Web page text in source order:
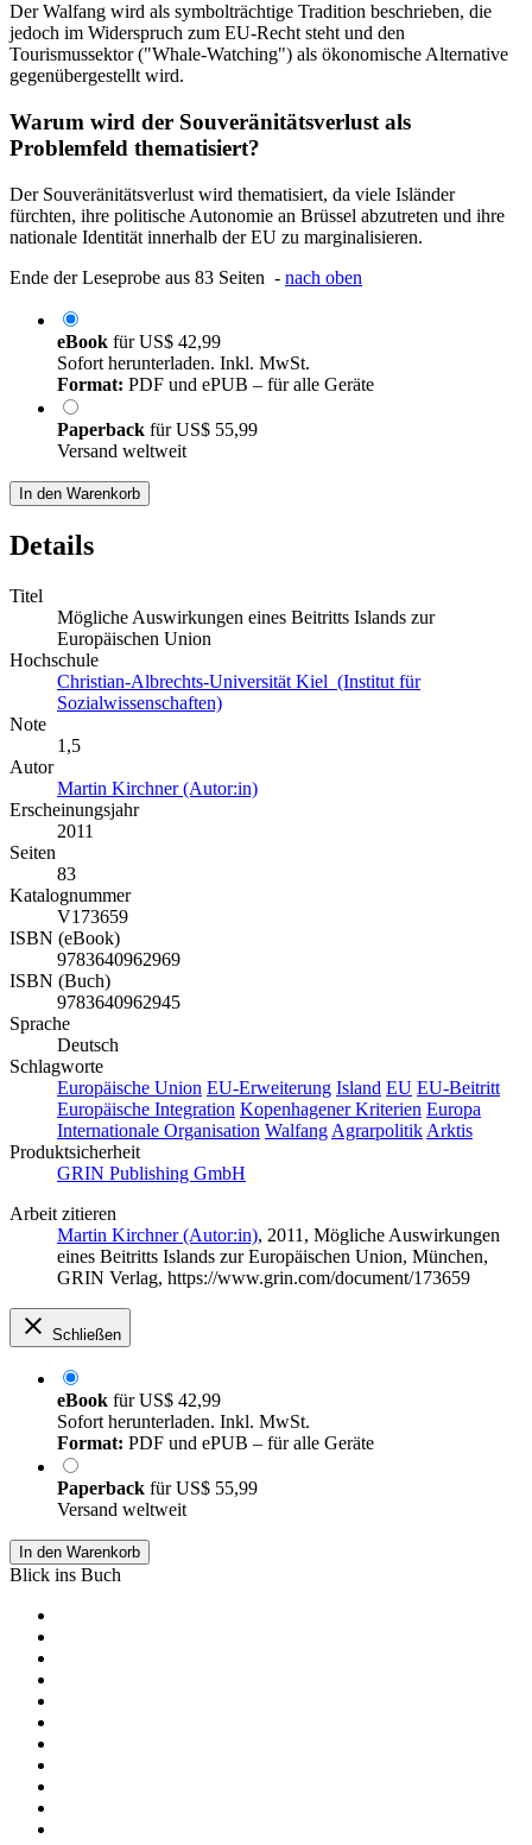
Der Walfang wird als symbolträchtige Tradition beschrieben, die
jedoch im Widerspruch zum EU-Recht steht und den
Tourismussektor ("Whale-Watching") als ökonomische Alternative
gegenübergestellt wird.
Warum wird der Souveränitätsverlust als
Problemfeld thematisiert?
Der Souveränitätsverlust wird thematisiert, da viele Isländer
fürchten, ihre politische Autonomie an Brüssel abzutreten und ihre
nationale Identität innerhalb der EU zu marginalisieren.
Ende der Leseprobe aus 83 Seiten - nach oben
eBook fürUS$ 42,99
Sofort herunterladen. Inkl. MwSt.
Format: PDF und ePUB – für alle Geräte
Paperback fürUS$ 55,99
Versand weltweit
In den Warenkorb
Details
Titel
Mögliche Auswirkungen eines Beitritts Islands zur
Europäischen Union
Hochschule
Christian-Albrechts-Universität Kiel (Institut für
Sozialwissenschaften)
Note
1,5
Autor
Martin Kirchner (Autor:in)
Erscheinungsjahr
2011
Seiten
83
Katalognummer
V173659
ISBN (eBook)
9783640962969
ISBN (Buch)
9783640962945
Sprache
Deutsch
Schlagworte
Europäische Union EU-Erweiterung Island EU EU-Beitritt
Europäische Integration Kopenhagener Kriterien Europa
Internationale Organisation Walfang Agrarpolitik Arktis
Produktsicherheit
GRIN Publishing GmbH
Arbeit zitieren
Martin Kirchner (Autor:in), 2011, Mögliche Auswirkungen
eines Beitritts Islands zur Europäischen Union, München,
GRIN Verlag, https://www.grin.com/document/173659
Schließen
eBook fürUS$ 42,99
Sofort herunterladen. Inkl. MwSt.
Format: PDF und ePUB – für alle Geräte
Paperback fürUS$ 55,99
Versand weltweit
In den Warenkorb
Blick ins Buch